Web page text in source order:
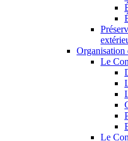
Organisation
Le
Le